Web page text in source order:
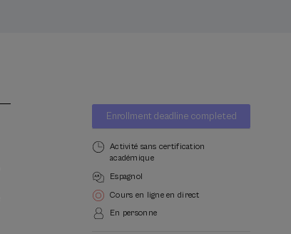
Date d'échéance
Liste
d'attente
Enrollment deadline completed
trice)
cours
Activité sans certification
académique
Espagnol
Cours en ligne en direct
En personne